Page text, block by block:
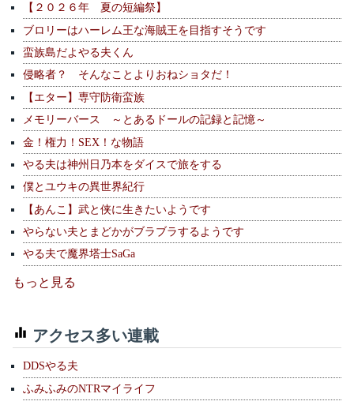
【２０２６年 夏の短編祭】
ブロリーはハーレム王な海賊王を目指すそうです
蛮族島だよやる夫くん
侵略者？ そんなことよりおねショタだ！
【エター】専守防衛蛮族
メモリーバース ～とあるドールの記録と記憶～
金！権力！SEX！な物語
やる夫は神州日乃本をダイスで旅をする
僕とユウキの異世界紀行
【あんこ】武と侠に生きたいようです
やらない夫とまどかがブラブラするようです
やる夫で魔界塔士SaGa
もっと見る
アクセス多い連載
DDSやる夫
ふみふみのNTRマイライフ